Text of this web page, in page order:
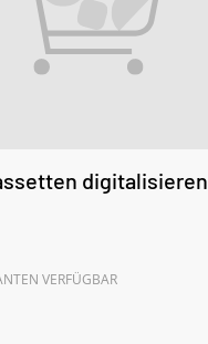
digitalisieren
VERFÜGBAR